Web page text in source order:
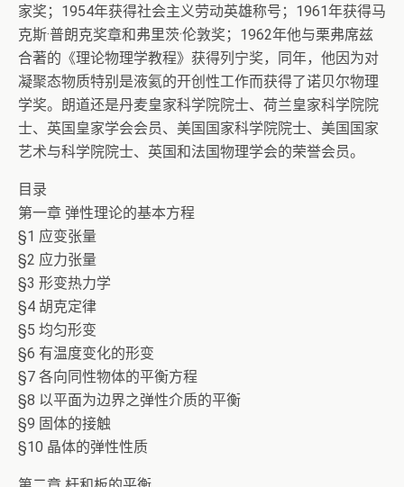
家奖；1954年获得社会主义劳动英雄称号；1961年获得马
克斯·普朗克奖章和弗里茨·伦敦奖；1962年他与栗弗席兹
合著的《理论物理学教程》获得列宁奖，同年，他因为对
凝聚态物质特别是液氦的开创性工作而获得了诺贝尔物理
学奖。朗道还是丹麦皇家科学院院士、荷兰皇家科学院院
士、英国皇家学会会员、美国国家科学院院士、美国国家
艺术与科学院院士、英国和法国物理学会的荣誉会员。
目录
第一章 弹性理论的基本方程
§1 应变张量
§2 应力张量
§3 形变热力学
§4 胡克定律
§5 均匀形变
§6 有温度变化的形变
§7 各向同性物体的平衡方程
§8 以平面为边界之弹性介质的平衡
§9 固体的接触
§10 晶体的弹性性质